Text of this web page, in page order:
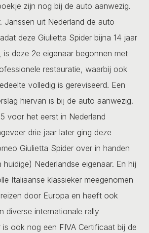
zijn nog bij de auto aanwezig.
Janssen uit Nederland de auto
deze Giulietta Spider bijna 14 jaar
is deze 2e eigenaar begonnen met
restauratie, waarbij ook
volledig is gereviseerd. Een
hiervan is bij de auto aanwezig.
voor het eerst in Nederland
drie jaar later ging deze
Giulietta Spider over in handen
Nederlandse eigenaar. En hij
Italiaanse klassieker meegenomen
door Europa en heeft ook
diverse internationale rally
is ook nog een FIVA Certificaat bij de